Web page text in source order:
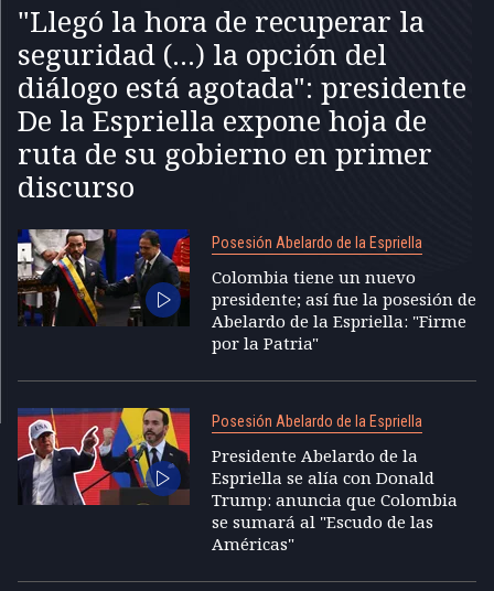
"Llegó la hora de recuperar la
seguridad (...) la opción del
diálogo está agotada": presidente
De la Espriella expone hoja de
ruta de su gobierno en primer
discurso
Posesión Abelardo de la Espriella
Colombia tiene un nuevo
presidente; así fue la posesión de
Abelardo de la Espriella: "Firme
por la Patria"
Posesión Abelardo de la Espriella
Presidente Abelardo de la
Espriella se alía con Donald
Trump: anuncia que Colombia
se sumará al "Escudo de las
Américas"